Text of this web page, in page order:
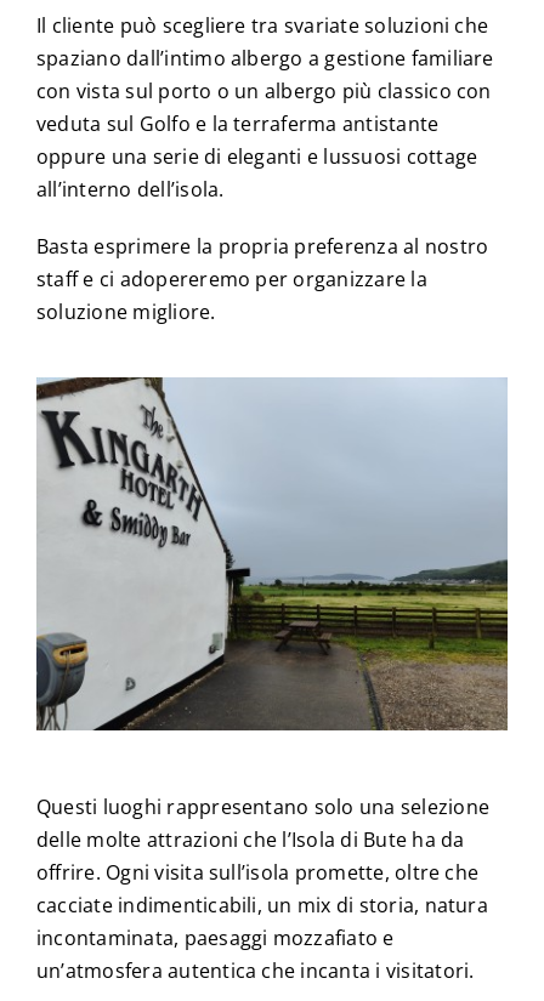
Il cliente può scegliere tra svariate soluzioni che
spaziano dall’intimo albergo a gestione familiare
con vista sul porto o un albergo più classico con
veduta sul Golfo e la terraferma antistante
oppure una serie di eleganti e lussuosi cottage
all’interno dell’isola.
Basta esprimere la propria preferenza al nostro
staff e ci adopereremo per organizzare la
soluzione migliore.
Questi luoghi rappresentano solo una selezione
delle molte attrazioni che l’Isola di Bute ha da
offrire. Ogni visita sull’isola promette, oltre che
cacciate indimenticabili, un mix di storia, natura
incontaminata, paesaggi mozzafiato e
un’atmosfera autentica che incanta i visitatori.